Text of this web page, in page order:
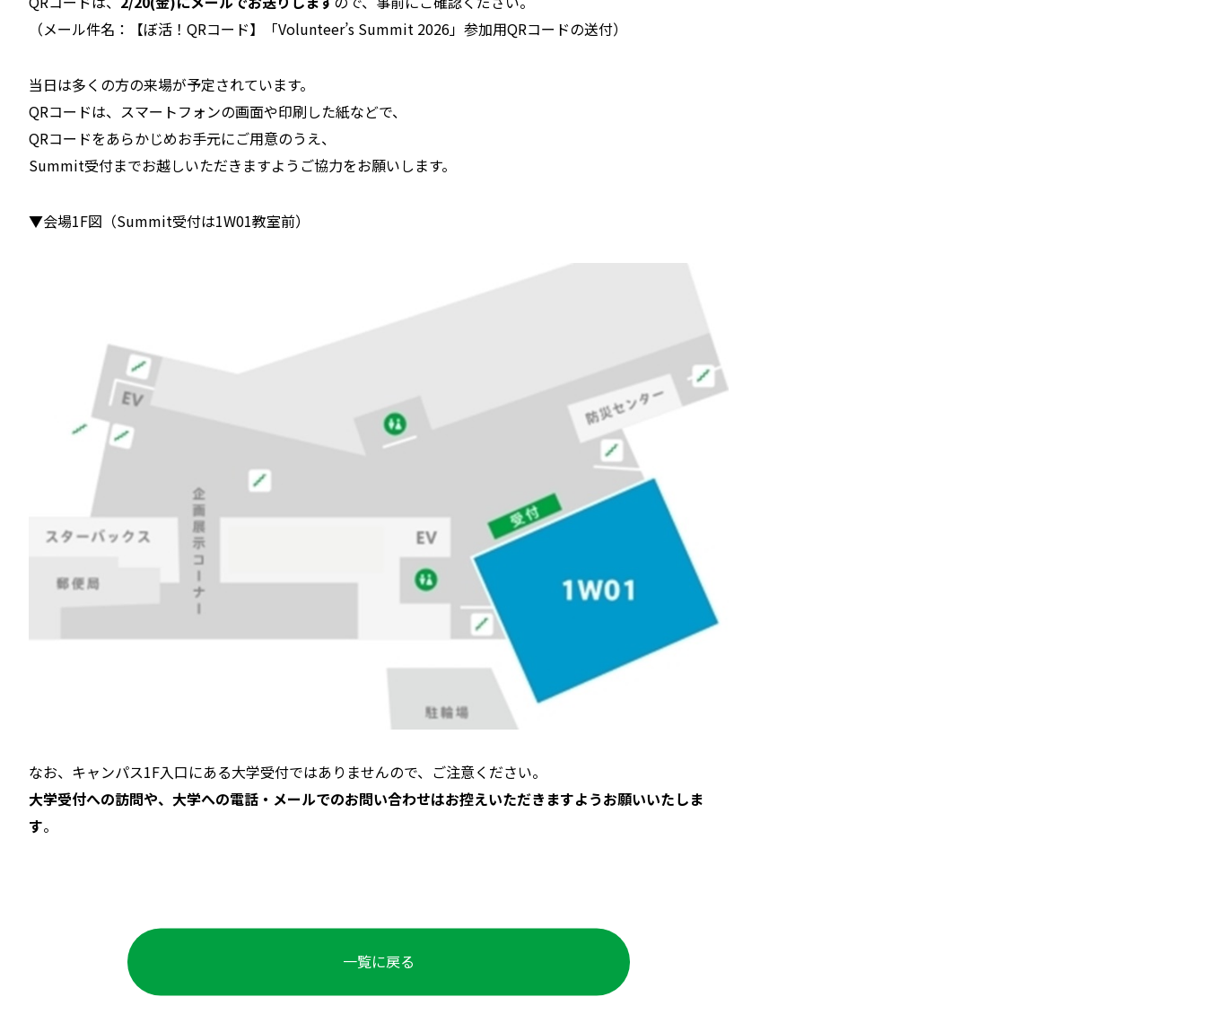
（メール件名：【ぼ活！QRコード】「Volunteer’s Summit 2026」参加用QRコードの送付）
当日は多くの方の来場が予定されています。
QRコードは、スマートフォンの画面や印刷した紙などで、
QRコードをあらかじめお手元にご用意のうえ、
Summit受付までお越しいただきますようご協力をお願いします。
▼会場1F図（Summit受付は1W01教室前）
なお、キャンパス1F入口にある大学受付ではありませんので、ご注意ください。
大学受付への訪問や、大学への電話・メールでのお問い合わせはお控えいただきますようお願いいたしま
す。
一覧に戻る